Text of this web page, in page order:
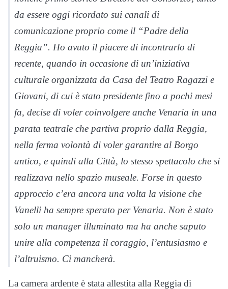
da essere oggi ricordato sui canali di
comunicazione proprio come il “Padre della
Reggia”. Ho avuto il piacere di incontrarlo di
recente, quando in occasione di un’iniziativa
culturale organizzata da Casa del Teatro Ragazzi e
Giovani, di cui è stato presidente fino a pochi mesi
fa, decise di voler coinvolgere anche Venaria in una
parata teatrale che partiva proprio dalla Reggia,
nella ferma volontà di voler garantire al Borgo
antico, e quindi alla Città, lo stesso spettacolo che si
realizzava nello spazio museale. Forse in questo
approccio c’era ancora una volta la visione che
Vanelli ha sempre sperato per Venaria. Non è stato
solo un manager illuminato ma ha anche saputo
unire alla competenza il coraggio, l’entusiasmo e
l’altruismo. Ci mancherà.
La camera ardente è stata allestita alla Reggia di